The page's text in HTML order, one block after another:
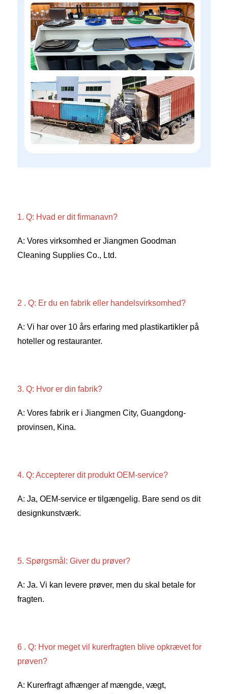
1. Q: Hvad er dit firmanavn?
A: Vores virksomhed er Jiangmen Goodman
Cleaning Supplies Co., Ltd.
2 . Q: Er du en fabrik eller handelsvirksomhed?
A: Vi har over 10 års erfaring med plastikartikler på
hoteller og restauranter.
3. Q: Hvor er din fabrik?
A: Vores fabrik er i Jiangmen City, Guangdong-
provinsen, Kina.
4. Q: Accepterer dit produkt OEM-service?
A: Ja, OEM-service er tilgængelig. Bare send os dit
designkunstværk.
5. Spørgsmål: Giver du prøver?
A: Ja. Vi kan levere prøver, men du skal betale for
fragten.
6 . Q: Hvor meget vil kurerfragten blive opkrævet for
prøven?
A: Kurerfragt afhænger af mængde, vægt,